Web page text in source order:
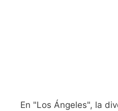
En "Los Ángeles", la